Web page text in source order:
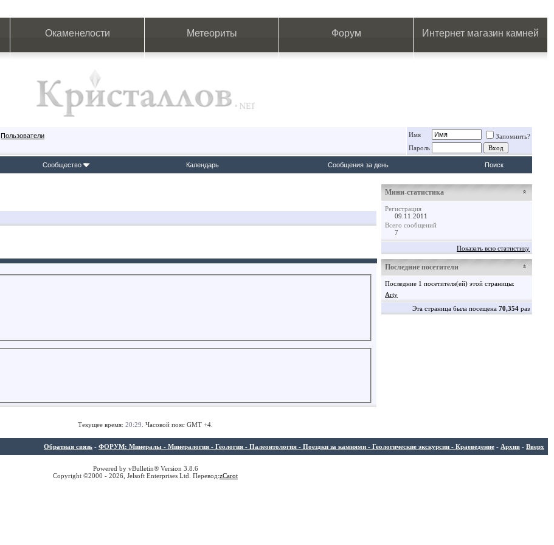
Окаменелости Метеориты Форум Интернет магазин камней
Пользователи Имя
Запомнить?
Пароль
Сообщество Календарь Сообщения за день Поиск
Мини-статистика
Регистрация
09.11.2011
Всего сообщений
7
Показать всю статистику
Последние посетители
Последние 1 посетителя(ей) этой страницы:
Arty
Эта страница была посещена 70,354 раз
Текущее время: 20:29 . Часовой пояс GMT +4.
Обратная связь - ФОРУМ: Минералы - Минералогия - Геология - Палеонтология - Поездки за камнями - Геологические экскурсии - Краеведение - Архив - Вверх
Powered by vBulletin® Version 3.8.6
Copyright ©2000 - 2026, Jelsoft Enterprises Ltd. Перевод:zCarot